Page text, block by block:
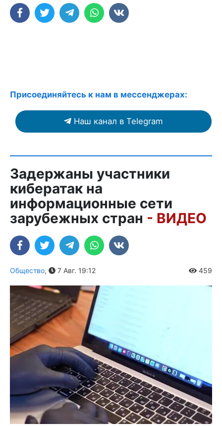
Присоединяйтесь к нам в мессенджерах:
Наш канал в Telegram
Задержаны участники
кибератак на
информационные сети
зарубежных стран - ВИДЕО
Общество, 7 Авг. 19:12 459